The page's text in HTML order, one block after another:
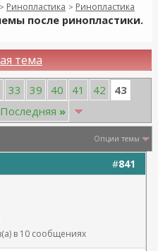
> Ринопластика > Ринопластика
после ринопластики.
тема
33 39 40 41 42
43
Последняя »
Опции темы
#841
в 10 сообщениях